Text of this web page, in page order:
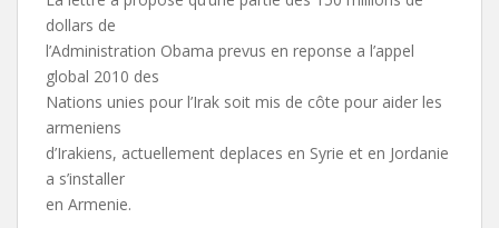
dollars de
l’Administration Obama prevus en reponse a l’appel
global 2010 des
Nations unies pour l’Irak soit mis de côte pour aider les
armeniens
d’Irakiens, actuellement deplaces en Syrie et en Jordanie
a s’installer
en Armenie.